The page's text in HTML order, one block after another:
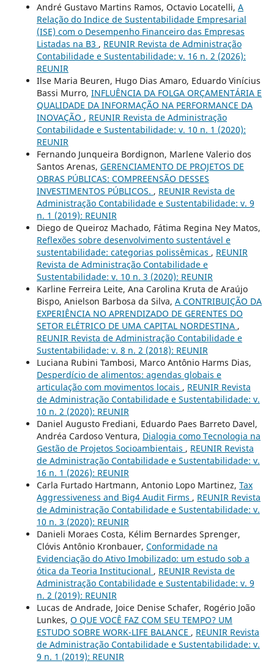
André Gustavo Martins Ramos, Octavio Locatelli, A
Relação do Indice de Sustentabilidade Empresarial
(ISE) com o Desempenho Financeiro das Empresas
Listadas na B3 , REUNIR Revista de Administração
Contabilidade e Sustentabilidade: v. 16 n. 2 (2026):
REUNIR
Ilse Maria Beuren, Hugo Dias Amaro, Eduardo Vinícius
Bassi Murro, INFLUÊNCIA DA FOLGA ORÇAMENTÁRIA E
QUALIDADE DA INFORMAÇÃO NA PERFORMANCE DA
INOVAÇÃO , REUNIR Revista de Administração
Contabilidade e Sustentabilidade: v. 10 n. 1 (2020):
REUNIR
Fernando Junqueira Bordignon, Marlene Valerio dos
Santos Arenas, GERENCIAMENTO DE PROJETOS DE
OBRAS PÚBLICAS: COMPREENSÃO DESSES
INVESTIMENTOS PÚBLICOS. , REUNIR Revista de
Administração Contabilidade e Sustentabilidade: v. 9
n. 1 (2019): REUNIR
Diego de Queiroz Machado, Fátima Regina Ney Matos,
Reflexões sobre desenvolvimento sustentável e
sustentabilidade: categorias polissêmicas , REUNIR
Revista de Administração Contabilidade e
Sustentabilidade: v. 10 n. 3 (2020): REUNIR
Karline Ferreira Leite, Ana Carolina Kruta de Araújo
Bispo, Anielson Barbosa da Silva, A CONTRIBUIÇÃO DA
EXPERIÊNCIA NO APRENDIZADO DE GERENTES DO
SETOR ELÉTRICO DE UMA CAPITAL NORDESTINA ,
REUNIR Revista de Administração Contabilidade e
Sustentabilidade: v. 8 n. 2 (2018): REUNIR
Luciana Rubini Tambosi, Marco Antônio Harms Dias,
Desperdício de alimentos: agendas globais e
articulação com movimentos locais , REUNIR Revista
de Administração Contabilidade e Sustentabilidade: v.
10 n. 2 (2020): REUNIR
Daniel Augusto Frediani, Eduardo Paes Barreto Davel,
Andréa Cardoso Ventura, Dialogia como Tecnologia na
Gestão de Projetos Socioambientais , REUNIR Revista
de Administração Contabilidade e Sustentabilidade: v.
16 n. 1 (2026): REUNIR
Carla Furtado Hartmann, Antonio Lopo Martinez, Tax
Aggressiveness and Big4 Audit Firms , REUNIR Revista
de Administração Contabilidade e Sustentabilidade: v.
10 n. 3 (2020): REUNIR
Danieli Moraes Costa, Kélim Bernardes Sprenger,
Clóvis Antônio Kronbauer, Conformidade na
Evidenciação do Ativo Imobilizado: um estudo sob a
ótica da Teoria Institucional , REUNIR Revista de
Administração Contabilidade e Sustentabilidade: v. 9
n. 2 (2019): REUNIR
Lucas de Andrade, Joice Denise Schafer, Rogério João
Lunkes, O QUE VOCÊ FAZ COM SEU TEMPO? UM
ESTUDO SOBRE WORK-LIFE BALANCE , REUNIR Revista
de Administração Contabilidade e Sustentabilidade: v.
9 n. 1 (2019): REUNIR